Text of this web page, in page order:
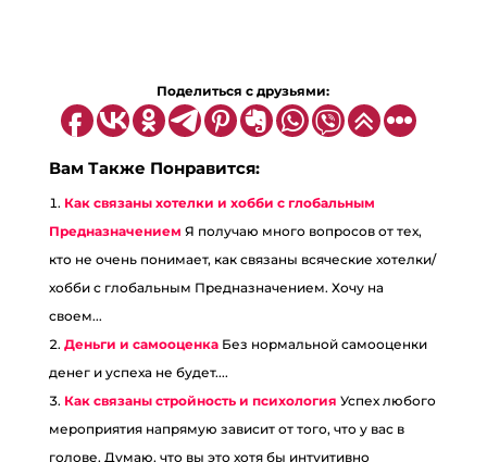
Поделиться с друзьями:
Вам Также Понравится:
Как связаны хотелки и хобби с глобальным
Предназначением Я получаю много вопросов от тех,
кто не очень понимает, как связаны всяческие хотелки/
хобби с глобальным Предназначением. Хочу на
своем...
Деньги и самооценка Без нормальной самооценки
денег и успеха не будет....
Как связаны стройность и психология Успех любого
мероприятия напрямую зависит от того, что у вас в
голове. Думаю, что вы это хотя бы интуитивно